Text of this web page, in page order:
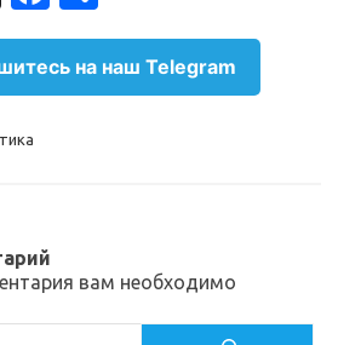
c
e
b
т
п
р
ь
на наш Telegram
вам необходимо